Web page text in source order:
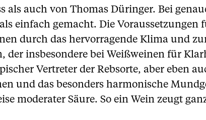
als auch von Thomas Düringer. Bei
einfach gemacht. Die Voraussetzungen
durch das hervorragende Klima und
der insbesondere bei Weißweinen für
Vertreter der Rebsorte, aber eben
und das besonders harmonische
moderater Säure. So ein Wein zeugt